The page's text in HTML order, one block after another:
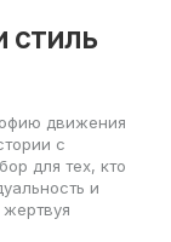
стиль
движения
с
для тех, кто
и